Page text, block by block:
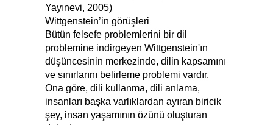
Yayınevi, 2005)
Wittgenstein’in görüşleri
Bütün felsefe problemlerini bir dil
problemine indirgeyen Wittgenstein'ın
düşüncesinin merkezinde, dilin kapsamını
ve sınırlarını belirleme problemi vardır.
Ona göre, dili kullanma, dili anlama,
insanları başka varlıklardan ayıran biricik
şey, insan yaşamının özünü oluşturan